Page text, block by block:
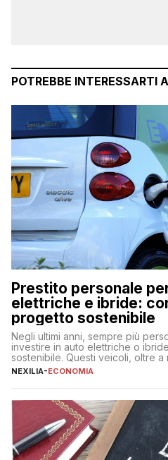
POTREBBE INTERESSARTI
Prestito personale
elettriche e ibride:
progetto sostenibile
Negli ultimi anni, sempre più
investire in auto elettriche o
sostenibile. Questi veicoli, oltre a
offrono vantaggi economici a
fare se non […]
NEXILIA-ECONOMIA